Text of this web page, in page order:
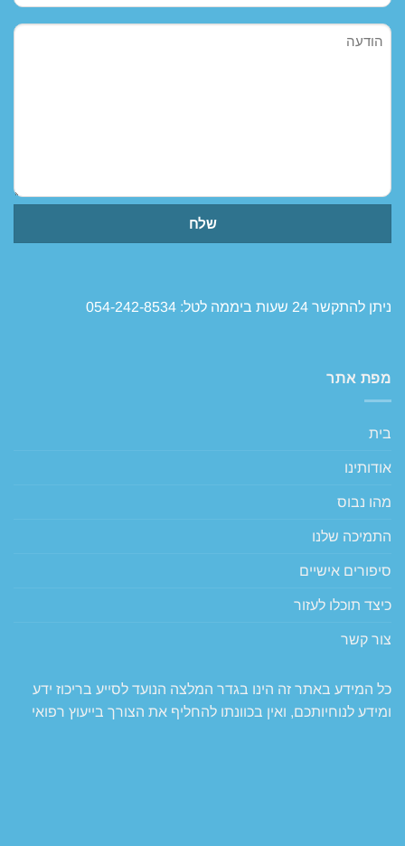
הודעה
ניתן להתקשר 24 שעות ביממה לטל: 054-242-8534
מפת אתר
בית
אודותינו
מהו נבוס
התמיכה שלנו
סיפורים אישיים
כיצד תוכלו לעזור
צור קשר
כל המידע באתר זה הינו בגדר המלצה הנועד לסייע בריכוז ידע
ומידע לנוחיותכם, ואין בכוונתו להחליף את הצורך בייעוץ רפואי